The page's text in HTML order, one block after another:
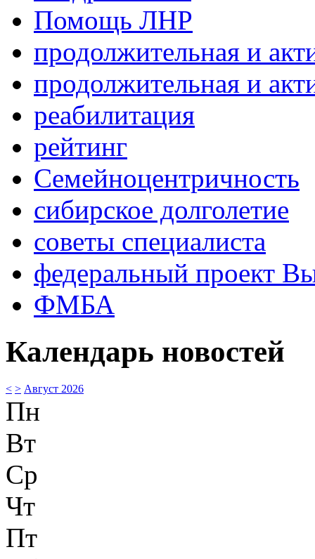
Помощь ЛНР
продолжительная и
продолжительная и
реабилитация
рейтинг
Семейноцентричность
сибирское долголетие
советы специалиста
федеральный проект
ФМБА
Календарь новостей
< > Август 2026
Пн
Вт
Ср
Чт
Пт